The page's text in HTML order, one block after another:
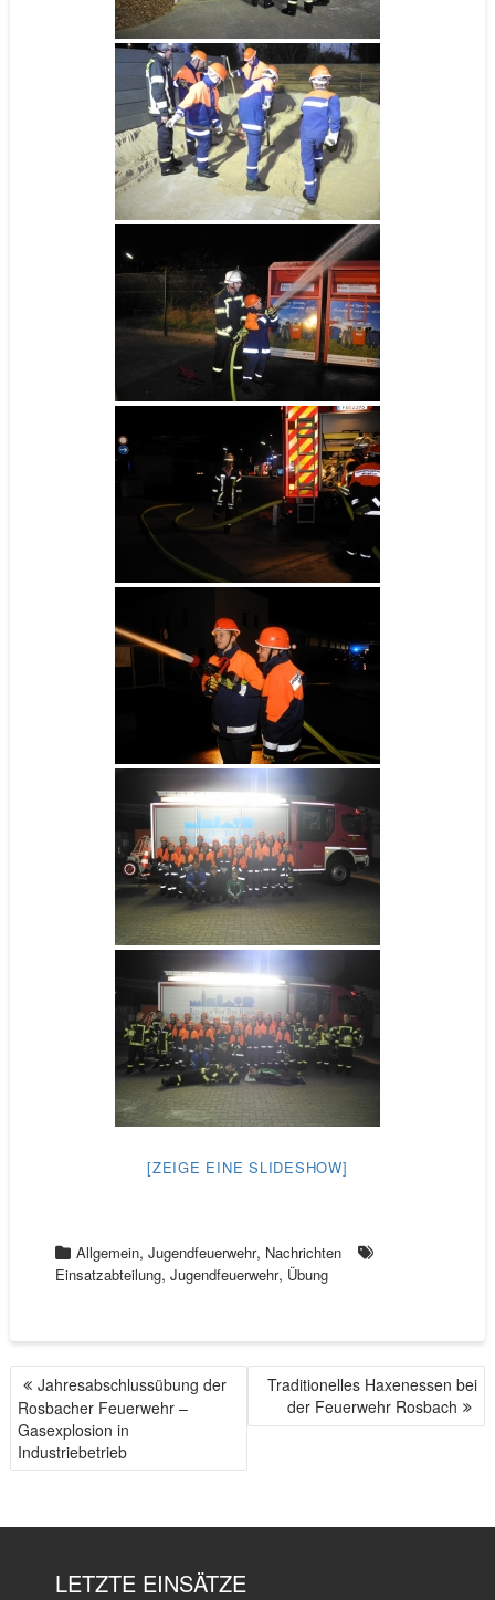
[ZEIGE EINE SLIDESHOW]
Allgemein, Jugendfeuerwehr, Nachrichten
Einsatzabteilung, Jugendfeuerwehr, Übung
B
E
T
A
Jahresabschlussübung der
Rosbacher Feuerwehr –
Gasexplosion in
Industriebetrieb
Traditionelles Haxenessen bei
der Feuerwehr Rosbach
LETZTE EINSÄTZE